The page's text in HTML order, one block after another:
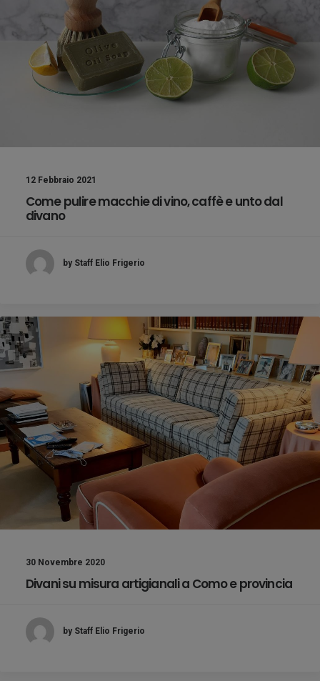
12 Febbraio 2021
Come pulire macchie di vino, caffè e unto dal
divano
by Staff Elio Frigerio
30 Novembre 2020
Divani su misura artigianali a Como e provincia
by Staff Elio Frigerio